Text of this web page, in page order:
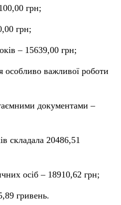
грн;
грн;
– 15639,00 грн;
особливо важливої роботи
документами –
складала 20486,51
осіб – 18910,62 грн;
гривень.